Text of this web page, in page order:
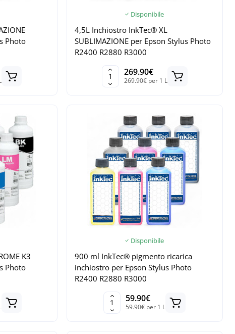
Photo
Disponibile
4,5L Inchiostro InkTec® XL
SUBLIMAZIONE per Epson Stylus Photo
R2400 R2880 R3000
269.90€
269.90€ per 1 L
K3
Photo
Disponibile
900 ml InkTec® pigmento ricarica
inchiostro per Epson Stylus Photo
R2400 R2880 R3000
59.90€
59.90€ per 1 L